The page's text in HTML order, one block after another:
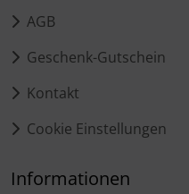
AGB
Geschenk-Gutschein
Kontakt
Cookie Einstellungen
Informationen